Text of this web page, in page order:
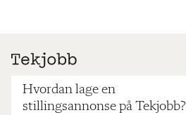
Hvordan lage en
stillingsannonse på Tekjobb?